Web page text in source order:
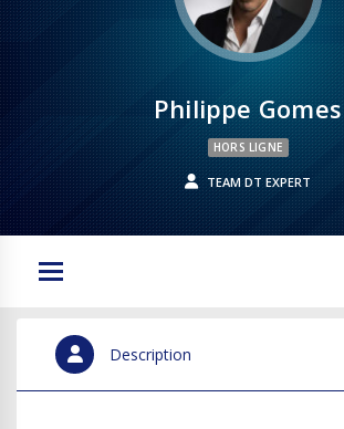
Philippe Gomes
HORS LIGNE
TEAM DT EXPERT
Description